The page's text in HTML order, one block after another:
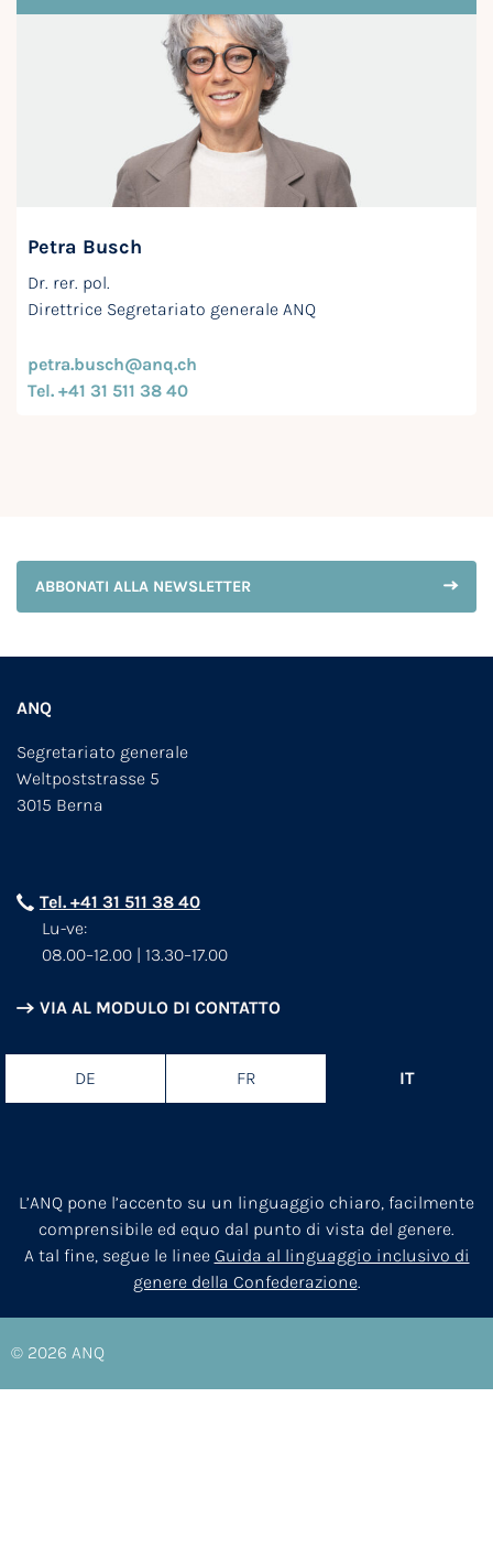
Petra Busch
Dr. rer. pol.
Direttrice Segretariato generale ANQ
petra.busch@anq.ch
Tel. +41 31 511 38 40
ABBONATI ALLA NEWSLETTER
ANQ
Segretariato generale
Weltpoststrasse 5
3015 Berna
Tel. +41 31 511 38 40
Lu-ve:
08.00–12.00 | 13.30–17.00
VIA AL MODULO DI CONTATTO
DE FR IT
L’ANQ pone l’accento su un linguaggio chiaro, facilmente
comprensibile ed equo dal punto di vista del genere.
A tal fine, segue le linee Guida al linguaggio inclusivo di
genere della Confederazione.
© 2026 ANQ